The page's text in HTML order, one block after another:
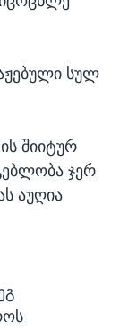
სულ
შიიტურ
ჯერ
აუღია